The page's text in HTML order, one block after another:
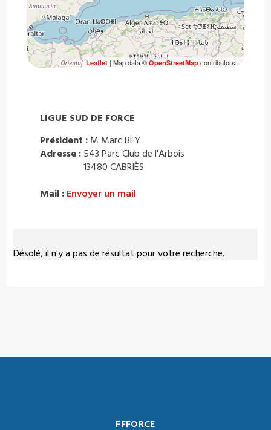
Désolé, il n'y a pas de résultat pour votre recherche.
Leaflet| Map data ©OpenStreetMapcontributors
LIGUE SUD DE FORCE
Président : M Marc BEY
Adresse : 543 Parc Club de l'Arbois
13480 CABRIÈS
Mail : Envoyer un mail
FFFORCE